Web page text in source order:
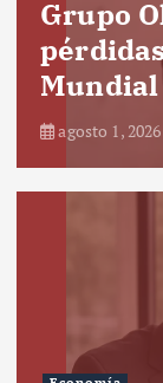
Grupo
Mundial
agosto 1, 2026